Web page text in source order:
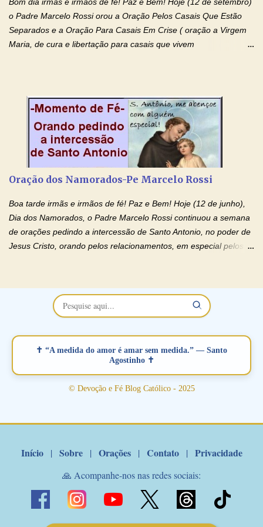
o Padre Marcelo Rossi orou a Oração Pelos Casais Que Estão
Separados e a Oração Para Casais Em Crise ( oração a Virgem
Maria, de cura e libertação para casais que vivem
no programa de rádio Momento de Fé, pela cura dos
relacionamentos. Seu relacionamento está doente? Você está
sofrendo? Então ouça o Momento de Fé e entre nesta corrente
de orações abençoadas, d eixe o Amor Ágape de Jesus curar e
restaurar você e seu relacionamento. Adriana-Devoção e Fé
separados, devido ao envolvimento de outras pessoas no
relacionamento e que minaram, espiritualmente, a relação do
casal. Vamos orar (coloque o seu esposo ou esposa diante de
Deus). "Senhor Jesus, restaura os laços ...
Oração dos Namorados-Pe Marcelo Rossi
Boa tarde irmãs e irmãos de fé! Paz e Bem! Hoje (12 de junho),
Dia dos Namorados, o Padre Marcelo Rossi continuou a semana
de orações pedindo a intercessão de Santo Antonio, no poder de
Jesus Cristo, orando pelos relacionamentos, em especial pelos
maravilhosos cartões que coloquei aqui para vocês. Não perca
esta abençoada semana no Momento de Fé do Padre Marcelo,
vamos juntos formar esta forte corrente de orações. Você que
verdadeiro, ou que está com problemas no relacionamento
amoroso, creia na poderosa intercessão deste santo amigo:
Santo Antonio! Tenha fé, não desista, pois ele intercede por nós
junto a Jesus! Fique no Amor Ágape de Jesus e no Amor Materno
✝ “A medida do amor é amar sem medida.” — Santo
Agostinho ✝
© Devoção e Fé Blog Católico - 2025
Início | Sobre | Orações | Contato | Privacidade
🙏 Acompanhe-nos nas redes sociais: